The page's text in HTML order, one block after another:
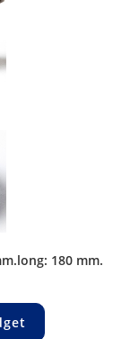
180 mm.